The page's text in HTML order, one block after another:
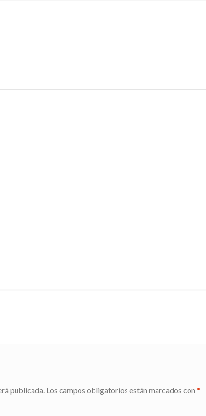
publicada. Los campos obligatorios están marcados con*